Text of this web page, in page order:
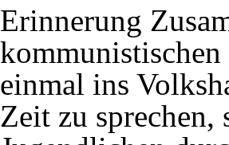
Erinnerung
einmal ins
Zeit zu